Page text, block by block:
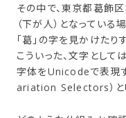
その中で、東京都葛飾区
（下が人）となっている
「葛」の字を見かけたり
こういった、文字とし
字体をUnicodeで表現
ariation Selectors）と